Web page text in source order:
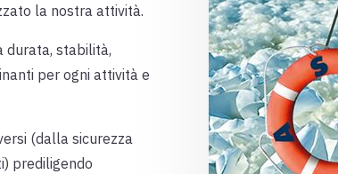
la nostra attività.
durata, stabilità,
per ogni attività e
(dalla sicurezza
prediligendo